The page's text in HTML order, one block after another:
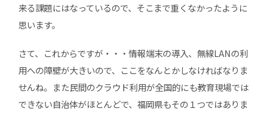
来る課題にはなっているので、そこまで重くなかったように
思います。
さて、これからですが・・・情報端末の導入、無線LANの利
用への障壁が大きいので、ここをなんとかしなければなりま
せんね。また民間のクラウド利用が全国的にも教育現場では
できない自治体がほとんどで、福岡県もその１つではありま